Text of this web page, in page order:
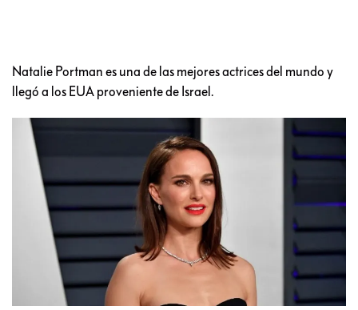
Natalie Portman es una de las mejores actrices del mundo y
llegó a los EUA proveniente de Israel.